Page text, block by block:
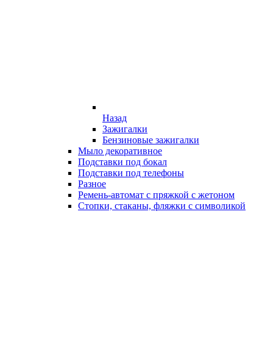
Назад
Зажигалки
Бензиновые зажигалки
Мыло декоративное
Подставки под бокал
Подставки под телефоны
Разное
Ремень-автомат с пряжкой с жетоном
Стопки, стаканы, фляжки с символикой